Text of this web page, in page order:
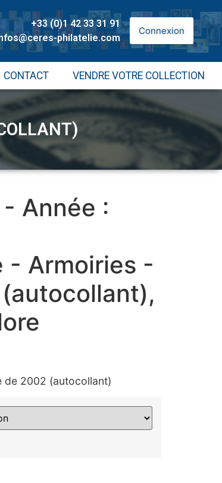
+33 (0)1 42 33 31 91
philatelie.com
Connexion
CONTACT VENDRE VOTRE COLLECTION
Année :
- Armoiries -
de 2002 (autocollant)